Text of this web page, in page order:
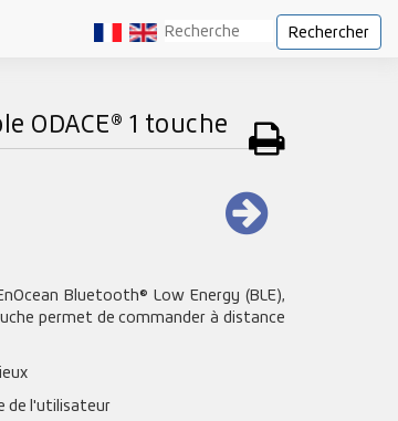
Rechercher
ODACE® 1 touche
Bluetooth® Low Energy (BLE),
permet de commander à distance
de l'utilisateur